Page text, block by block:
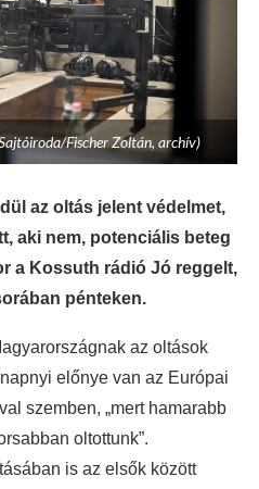
Fischer Zoltán, archív)
az oltás jelent védelmet,
aki nem, potenciális beteg
a Kossuth rádió Jó reggelt,
pénteken.
az oltások
előnye van az Európai
szemben, „mert hamarabb
oltottunk”.
is az elsők között